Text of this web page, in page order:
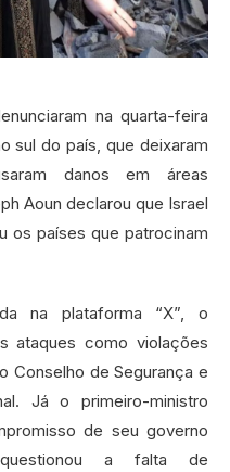
na quarta-feira
sul do país, que deixaram
danos em áreas
Aoun declarou que Israel
os países que patrocinam
na plataforma “X”, o
ataques como violações
Conselho de Segurança e
Já o primeiro-ministro
de seu governo
a falta de